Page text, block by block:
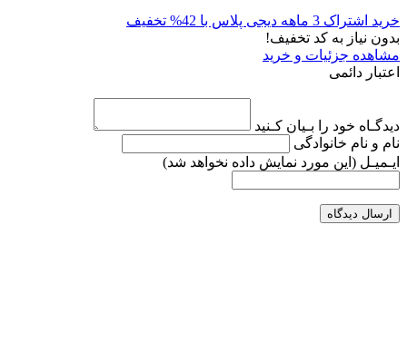
خرید اشتراک 3 ماهه دیجی پلاس با 42% تخفیف
بدون نیاز به کد تخفیف!
مشاهده جزئیات و خرید
اعتبار دائمی
دیدگـاه خود را بـیان کـنید
نام و نام خانوادگی
ایـمیـل (این مورد نمایش داده نخواهد شد)
ارسال دیدگاه